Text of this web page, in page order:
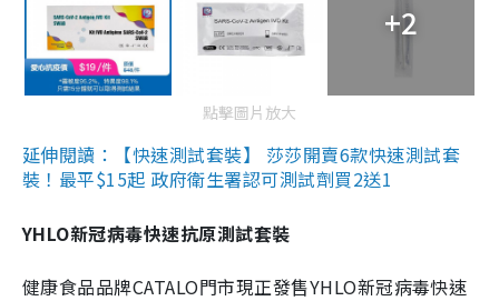
+2
點擊圖片放大
延伸閱讀：【快速測試套裝】 莎莎開賣6款快速測試套
裝！最平$15起 政府衛生署認可測試劑買2送1
YHLO新冠病毒快速抗原測試套裝
健康食品品牌CATALO門市現正發售YHLO新冠病毒快速